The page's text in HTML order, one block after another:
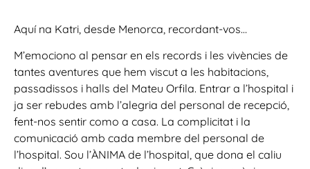
Aquí na Katri, desde Menorca, recordant-vos…
M’emociono al pensar en els records i les vivències de
tantes aventures que hem viscut a les habitacions,
passadissos i halls del Mateu Orfila. Entrar a l’hospital i
ja ser rebudes amb l’alegria del personal de recepció,
fent-nos sentir como a casa. La complicitat i la
comunicació amb cada membre del personal de
l’hospital. Sou l’ÀNIMA de l’hospital, que dona el caliu